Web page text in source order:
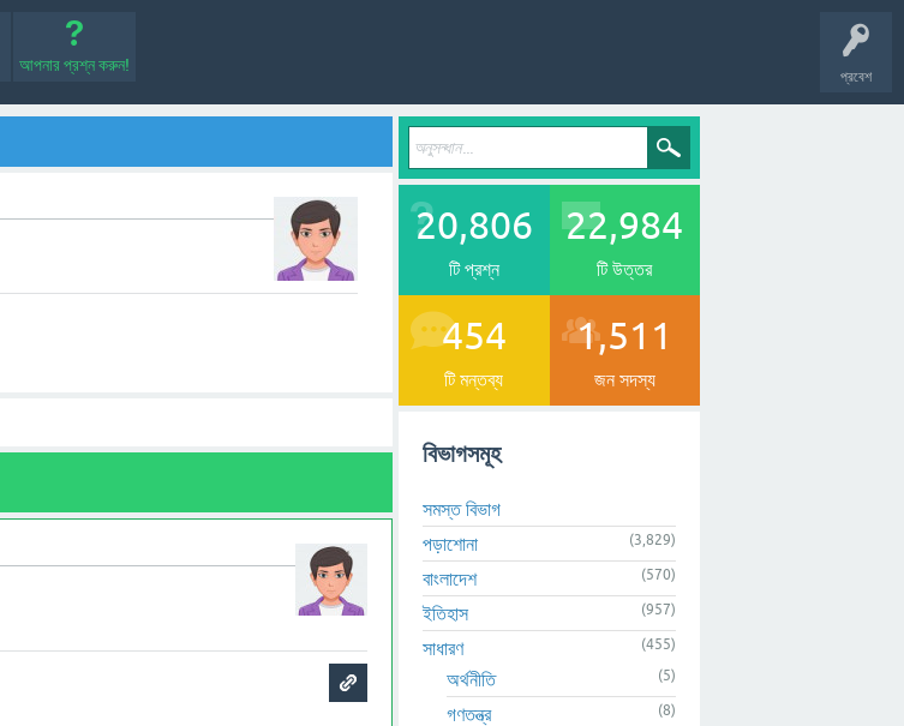
প্রবেশ
আপনার প্রশ্ন করুন!
20,806
টি প্রশ্ন
22,984
টি উত্তর
454
টি মন্তব্য
1,511
জন সদস্য
বিভাগসমূহ
সমস্ত বিভাগ
পড়াশোনা
(3,829)
বাংলাদেশ (570)
ইতিহাস (957)
সাধারণ (455)
অর্থনীতি (5)
গণতন্ত্র (8)